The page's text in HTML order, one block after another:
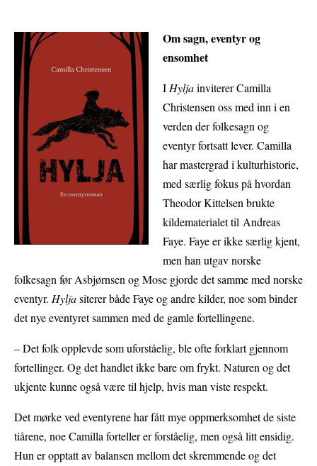
Om sagn, eventyr og
ensomhet
IHyljainviterer Camilla
Christensen oss med inn i en
verden der folkesagn og
eventyr fortsatt lever. Camilla
har mastergrad i kulturhistorie,
med særlig fokus på hvordan
Theodor Kittelsen brukte
kildematerialet til Andreas
Faye. Faye er ikke særlig kjent,
men han utgav norske
folkesagn før Asbjørnsen og Mose gjorde det samme med norske
eventyr. Hyljasiterer både Faye og andre kilder, noe som binder
det nye eventyret sammen med de gamle fortellingene.
– Det folk opplevde som uforståelig, ble ofte forklart gjennom
fortellinger. Og det handlet ikke bare om frykt. Naturen og det
ukjente kunne også være til hjelp, hvis man viste respekt.
Det mørke ved eventyrene har fått mye oppmerksomhet de siste
tiårene, noe Camilla forteller er forståelig, men også litt ensidig.
Hun er opptatt av balansen mellom det skremmende og det